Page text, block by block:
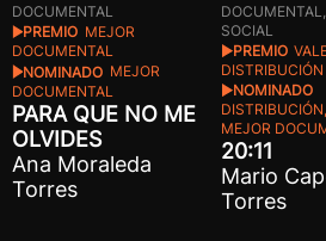
DOCUMENTAL
PREMIO MEJOR
DOCUMENTAL
NOMINADO MEJOR
DOCUMENTAL
PARA QUE NO ME
OLVIDES
Ana Moraleda
Torres
SOCIAL
PREMIO
DISTRIBUCIÓN
NOMINADO
MEJOR
20:11
Mario
Torres